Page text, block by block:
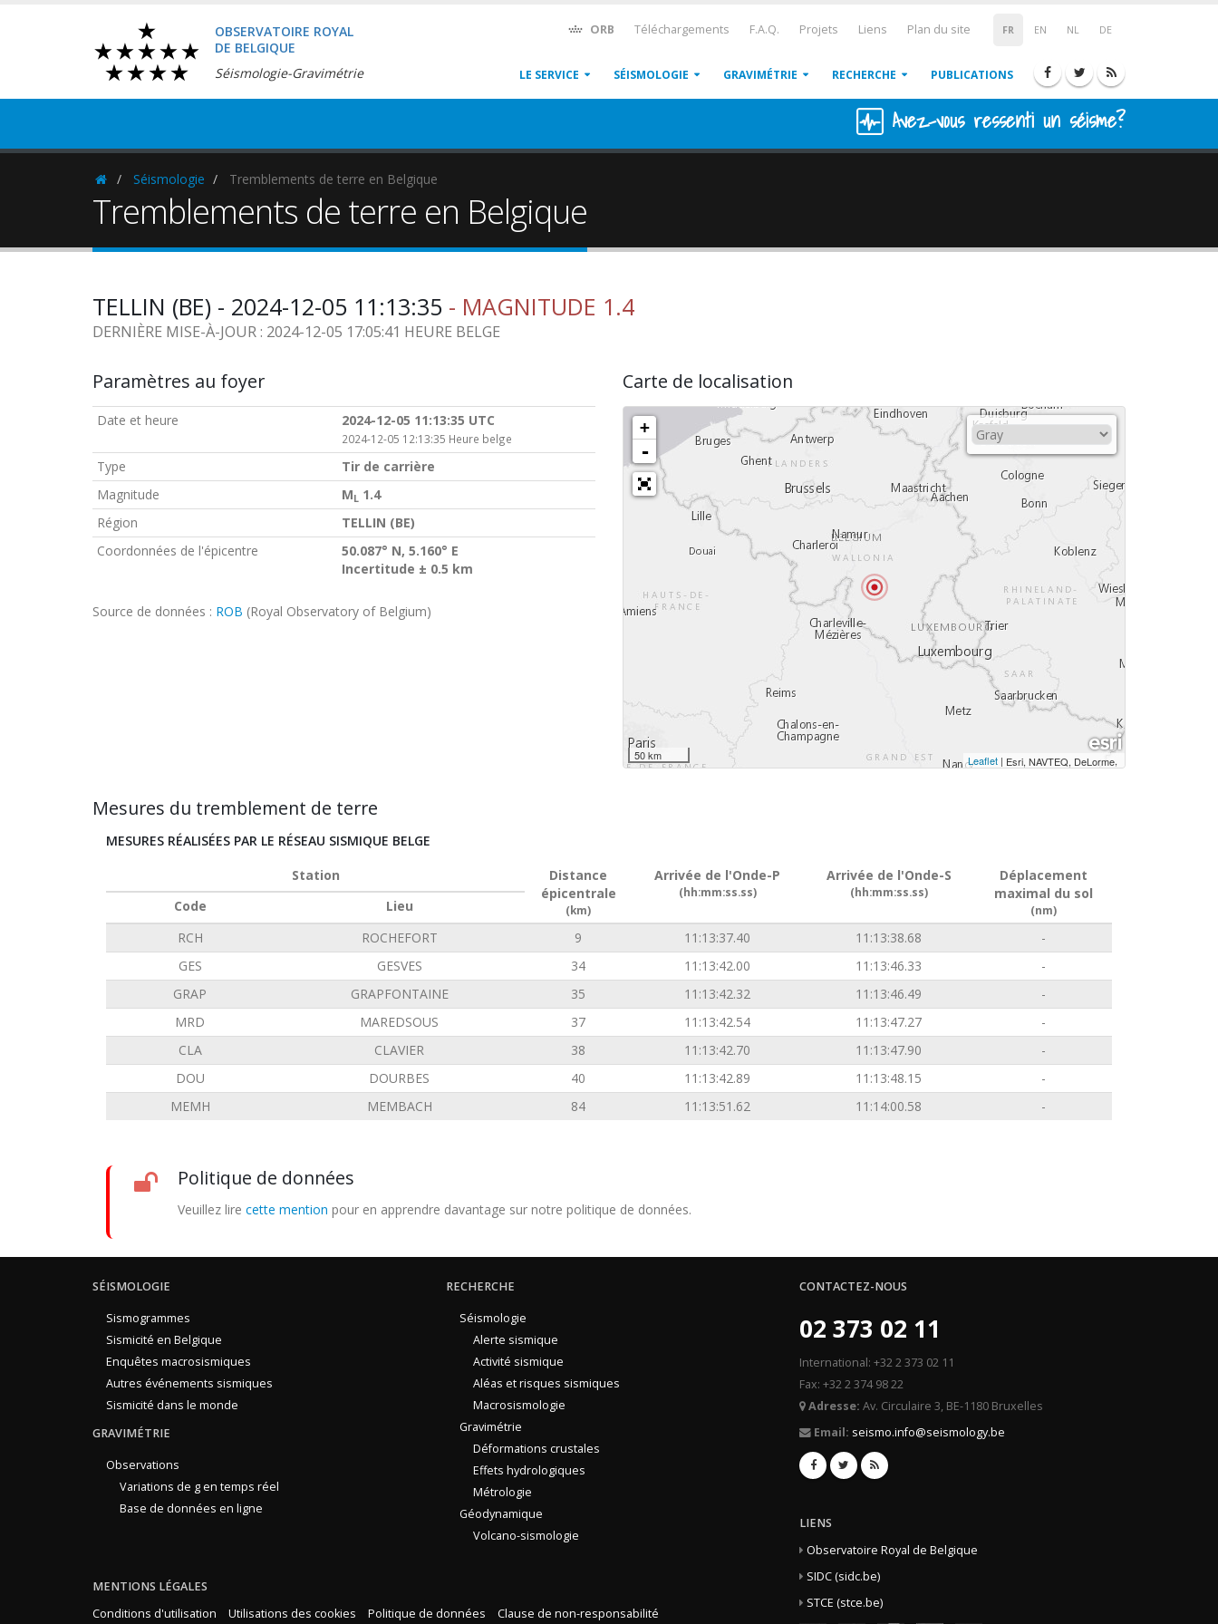
OBSERVATOIRE ROYAL
DE BELGIQUE
Séismologie-Gravimétrie
FR EN NL DE
ORB Téléchargements F.A.Q. Projets Liens Plan du site
LE SERVICE SÉISMOLOGIE GRAVIMÉTRIE RECHERCHE PUBLICATIONS
Avez-vous ressenti un séisme?
HomepageSéismologie Tremblements de terre en Belgique
Tremblements de terre en Belgique
TELLIN (BE) - 2024-12-05 11:13:35 - MAGNITUDE 1.4
DERNIÈRE MISE-À-JOUR : 2024-12-05 17:05:41 HEURE BELGE
Paramètres au foyer
Date et heure 2024-12-05 11:13:35 UTC
2024-12-05 12:13:35 Heure belge
Type
Tir de carrière
Magnitude
ML 1.4
Région
TELLIN (BE)
Coordonnées de l'épicentre
50.087° N, 5.160° E
Incertitude ± 0.5 km
Source de données : ROB (Royal Observatory of Belgium)
Carte de localisation
+
-
50 km Leaflet | Esri, NAVTEQ, DeLorme,
Mesures du tremblement de terre
MESURES RÉALISÉES PAR LE RÉSEAU SISMIQUE BELGE
Station
Distance
épicentrale
(km)
Arrivée de l'Onde-P
(hh:mm:ss.ss)
Arrivée de l'Onde-S
(hh:mm:ss.ss)
Déplacement
maximal du sol
(nm)
Code
Lieu
RCH
ROCHEFORT 9 11:13:37.40 11:13:38.68
-
GES
GESVES 34 11:13:42.00 11:13:46.33
-
GRAP
GRAPFONTAINE 35 11:13:42.32 11:13:46.49
-
MRD
MAREDSOUS 37 11:13:42.54 11:13:47.27
-
CLA
CLAVIER 38 11:13:42.70 11:13:47.90
-
DOU
DOURBES 40 11:13:42.89 11:13:48.15
-
MEMH
MEMBACH 84 11:13:51.62 11:14:00.58 -
Politique de données
Veuillez lire cette mention pour en apprendre davantage sur notre politique de données.
SÉISMOLOGIE
Sismogrammes
Sismicité en Belgique
Enquêtes macrosismiques
Autres événements sismiques
Sismicité dans le monde
GRAVIMÉTRIE
Observations
Variations de g en temps réel
Base de données en ligne
RECHERCHE
Séismologie
Alerte sismique
Activité sismique
Aléas et risques sismiques
Macrosismologie
Gravimétrie
Déformations crustales
Effets hydrologiques
Métrologie
Géodynamique
Volcano-sismologie
MENTIONS LÉGALES
Conditions d'utilisation
Utilisations des cookies Politique de données Clause de non-responsabilité
CONTACTEZ-NOUS
02 373 02 11
International: +32 2 373 02 11
Fax: +32 2 374 98 22
Adresse: Av. Circulaire 3, BE-1180 Bruxelles
Email: seismo.info@seismology.be
LIENS
Observatoire Royal de Belgique
SIDC (sidc.be)
STCE (stce.be)